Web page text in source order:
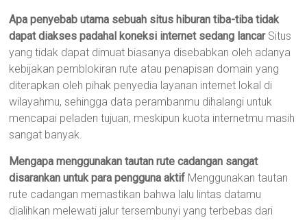
Apa penyebab utama sebuah situs hiburan tiba-tiba tidak
dapat diakses padahal koneksi internet sedang lancarSitus
yang tidak dapat dimuat biasanya disebabkan oleh adanya
kebijakan pemblokiran rute atau penapisan domain yang
diterapkan oleh pihak penyedia layanan internet lokal di
wilayahmu, sehingga data perambanmu dihalangi untuk
mencapai peladen tujuan, meskipun kuota internetmu masih
sangat banyak.
Mengapa menggunakan tautan rute cadangan sangat
disarankan untuk para pengguna aktif Menggunakan tautan
rute cadangan memastikan bahwa lalu lintas datamu
dialihkan melewati jalur tersembunyi yang terbebas dari